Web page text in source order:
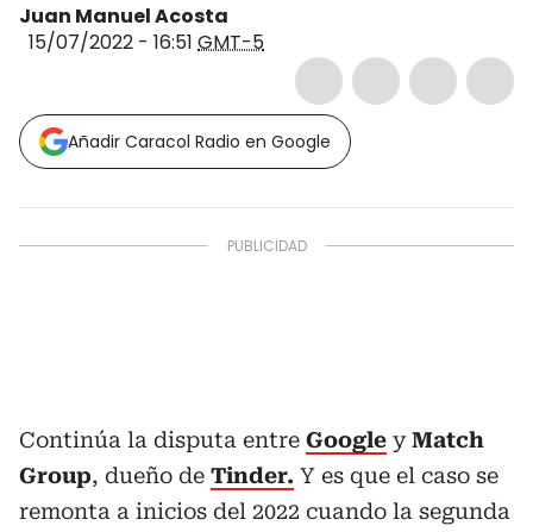
Juan Manuel Acosta
15/07/2022 - 16:51 GMT-5
Añadir Caracol Radio en Google
Continúa la disputa entre Google yMatch
Group, dueño de Tinder. Y es que el caso se
remonta a inicios del 2022 cuando la segunda